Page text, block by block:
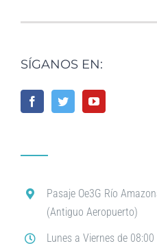
SÍGANOS EN:
Pasaje Oe3G Río
(Antiguo Aeropuerto)
Lunes a Viernes de